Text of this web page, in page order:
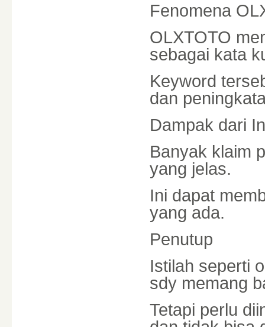
Fenomena
OLXTOTO
sebagai kata
Keyword
dan
Dampak dari
Banyak klaim
yang jelas.
Ini dapat
yang ada.
Penutup
Istilah seperti
sdy memang
Tetapi perlu